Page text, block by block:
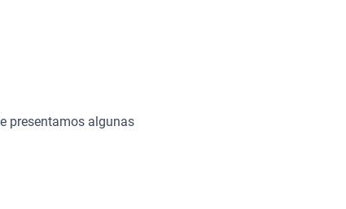
que cada viaje sea
presentamos algunas